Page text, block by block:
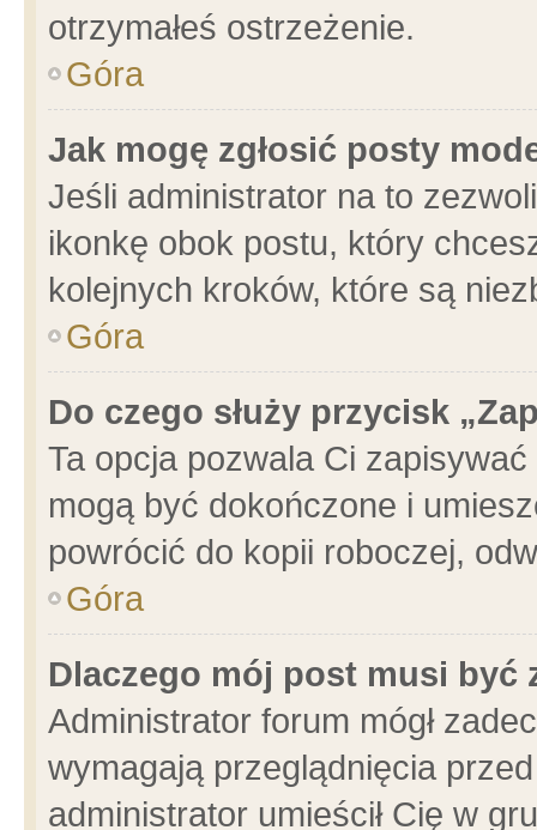
otrzymałeś ostrzeżenie.
Góra
Jak mogę zgłosić posty
Jeśli administrator na to
ikonkę obok postu, który
kolejnych kroków, które są
Góra
Do czego służy przycisk
Ta opcja pozwala Ci
mogą być dokończone i
powrócić do kopii roboczej,
Góra
Dlaczego mój post musi być
Administrator forum mógł
wymagają przeglądnięcia
administrator umieścił Cię w